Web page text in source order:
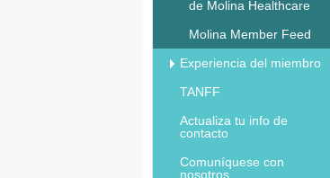
de Molina Healthcare
Molina Member Feed
Experiencia del miembro
TANFF
Actualiza tu info de
contacto
Comuníquese con
nosotros